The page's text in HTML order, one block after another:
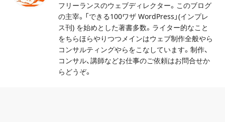
フリーランスのウェブディレクター。このブログ
の主宰。「できる100ワザ WordPress」(インプレ
ス刊) を始めとした著書多数。ライター的なこと
をちらほらやりつつメインはウェブ制作全般やら
コンサルティングやらをこなしています。制作、
コンサル、講師などお仕事のご依頼はお問合せか
らどうぞ。